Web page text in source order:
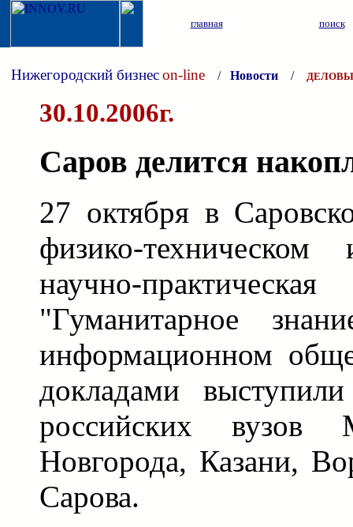
главная поиск
Нижегородский бизнесon-line / Новости /
30.10.2006г.
Саров делится
27 октября в
физико-
научно-
"Гуманитарное
информационном
докладами
российских вузов
Новгорода, Казани,
Сарова.